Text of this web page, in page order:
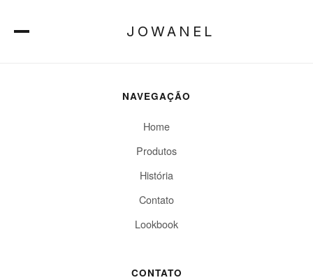
JOWANEL
NAVEGAÇÃO
Home
Produtos
História
Contato
Lookbook
CONTATO